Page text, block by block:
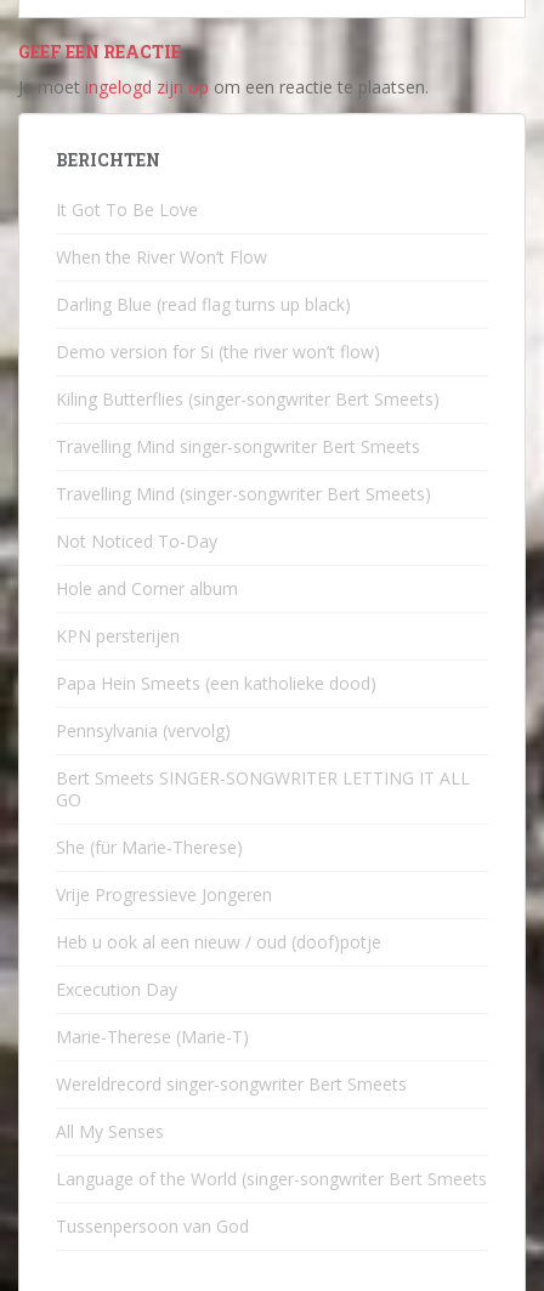
GEEF EEN REACTIE
Je moet ingelogd zijn op om een reactie te plaatsen.
BERICHTEN
It Got To Be Love
When the River Won’t Flow
Darling Blue (read flag turns up black)
Demo version for Si (the river won’t flow)
Kiling Butterflies (singer-songwriter Bert Smeets)
Travelling Mind singer-songwriter Bert Smeets
Travelling Mind (singer-songwriter Bert Smeets)
Not Noticed To-Day
Hole and Corner album
KPN persterijen
Papa Hein Smeets (een katholieke dood)
Pennsylvania (vervolg)
Bert Smeets SINGER-SONGWRITER LETTING IT ALL
GO
She (für Marie-Therese)
Vrije Progressieve Jongeren
Heb u ook al een nieuw / oud (doof)potje
Excecution Day
Marie-Therese (Marie-T)
Wereldrecord singer-songwriter Bert Smeets
All My Senses
Language of the World (singer-songwriter Bert Smeets
Tussenpersoon van God